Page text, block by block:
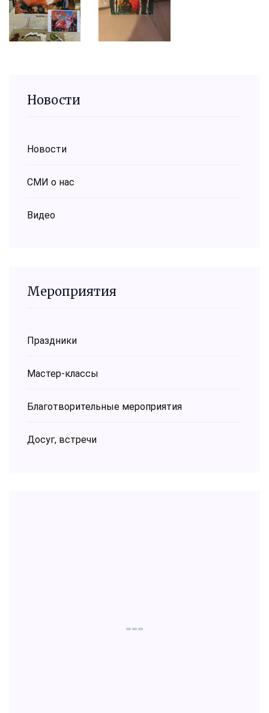
Новости
Новости
СМИ о нас
Видео
Мероприятия
Праздники
Мастер-классы
Благотворительные мероприятия
Досуг, встречи